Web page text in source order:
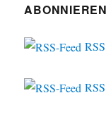
ABONNIEREN